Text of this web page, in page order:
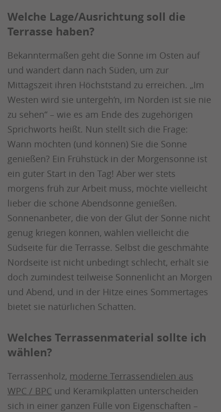
Welche Lage/Ausrichtung soll die
Terrasse haben?
Bekanntermaßen geht die Sonne im Osten auf
und wandert dann nach Süden, um zur
Mittagszeit ihren Höchststand zu erreichen. „Im
Westen wird sie untergeh‘n, im Norden ist sie nie
zu sehen“ – wie es am Ende des zugehörigen
Sprichworts heißt. Nun stellt sich die Frage:
Wann möchten (und können) Sie die Sonne
genießen? Ein Frühstück in der Morgensonne ist
ein guter Start in den Tag! Aber wer stets
morgens früh zur Arbeit muss, möchte vielleicht
lieber die schöne Abendsonne genießen.
Sonnenanbeter, die von der Glut der Sonne nicht
genug kriegen können, wählen vielleicht die
Südseite für die Terrasse. Selbst die geschmähte
Nordseite ist nicht unbedingt schlecht, erhält sie
doch zumindest teilweise Sonnenlicht an Morgen
und Abend, und in der Hitze eines Sommertages
bietet sie natürlichen Schatten.
Welches Terrassenmaterial sollte ich
wählen?
Terrassenholz, moderne Terrassendielen aus
WPC / BPC und Keramikplatten unterscheiden
sich in einer ganzen Fülle von Eigenschaften –